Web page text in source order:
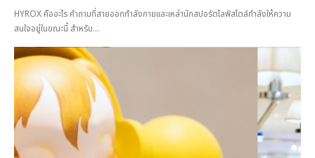
HYROX คืออะไร คำถามที่สายออกกำลังกายและเหล่านักสปอร์ตไลฟ์สไตล์กำลังให้ความ
สนใจอยู่ในขณะนี้ สำหรับ...